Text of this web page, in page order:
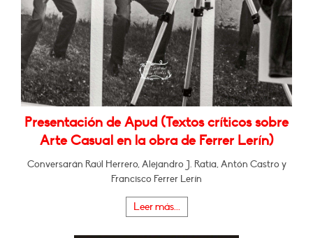
Presentación de Apud (Textos críticos sobre
Arte Casual en la obra de Ferrer Lerín)
Conversarán Raúl Herrero, Alejandro J. Ratia, Antón Castro y
Francisco Ferrer Lerín
Leer más...